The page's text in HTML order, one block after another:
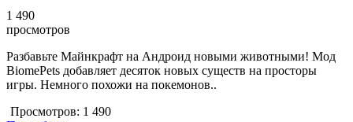
1 490
просмотров
Разбавьте Майнкрафт на Андроид новыми животными! Мод
BiomePets добавляет десяток новых существ на просторы
игры. Немного похожи на покемонов..
Просмотров: 1 490